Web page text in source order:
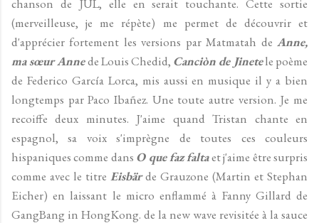
chanson de JUL, elle en serait touchante. Cette sortie
(merveilleuse, je me répète) me permet de découvrir et
d'apprécier fortement les versions par Matmatah de Anne,
ma sœur Annede Louis Chedid, Canciòn de Jinetele poème
de Federico García Lorca, mis aussi en musique il y a bien
longtemps par Paco Ibañez. Une toute autre version. Je me
recoiffe deux minutes. J'aime quand Tristan chante en
espagnol, sa voix s'imprègne de toutes ces couleurs
hispaniques comme dans O que faz faltaet j'aime être surpris
comme avec le titre Eisbärde Grauzone (Martin et Stephan
Eicher) en laissant le micro enflammé à Fanny Gillard de
GangBang in HongKong. de la new wave revisitée à la sauce